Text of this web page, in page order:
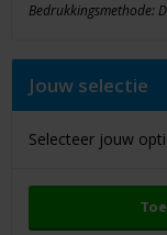
Bedrukkingsmethode:
Jouw selectie
Selecteer jouw